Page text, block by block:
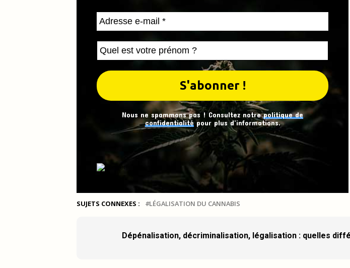
Nous ne spammons pas ! Consultez notrepolitique de
confidentialitépour plus d’informations.
SUJETS CONNEXES : LÉGALISATION DU CANNABIS
Dépénalisation, décriminalisation, légalisation : quelles